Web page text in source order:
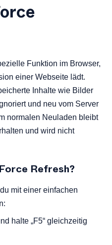
Funktion im Browser,
einer Webseite lädt.
Inhalte wie Bilder
und neu vom Server
normalen Neuladen bleibt
und wird nicht
Refresh?
mit einer einfachen
halte „F5“ gleichzeitig